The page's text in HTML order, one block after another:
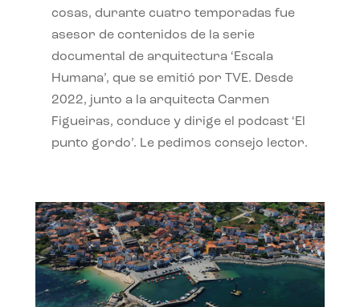
cosas, durante cuatro temporadas fue
asesor de contenidos de la serie
documental de arquitectura ‘Escala
Humana’, que se emitió por TVE. Desde
2022, junto a la arquitecta Carmen
Figueiras, conduce y dirige el podcast ‘El
punto gordo’. Le pedimos consejo lector.